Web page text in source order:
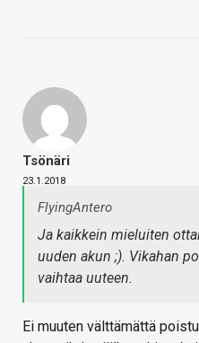
Tsönäri
23.1.2018
FlyingAntero
Ja kaikkein mieluiten
uuden akun ;). Vikahan
vaihtaa uuteen.
Ei muuten välttämättä